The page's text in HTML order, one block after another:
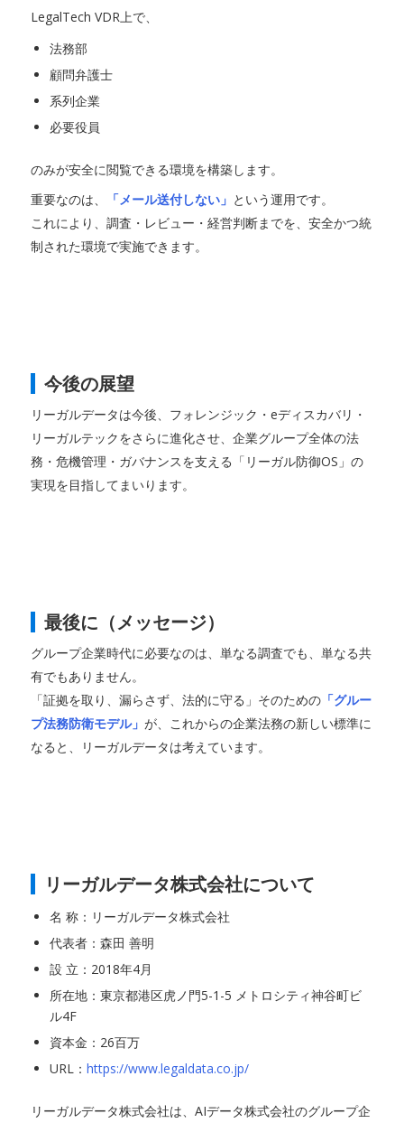
LegalTech VDR上で、
法務部
顧問弁護士
系列企業
必要役員
のみが安全に閲覧できる環境を構築します。
重要なのは、
「メール送付しない」 という運用です。
これにより、調査・レビュー・経営判断までを、安全かつ統
制された環境で実施できます。
今後の展望
リーガルデータは今後、フォレンジック・eディスカバリ・
リーガルテックをさらに進化させ、企業グループ全体の法
務・危機管理・ガバナンスを支える「リーガル防御OS」の
実現を目指してまいります。
最後に（メッセージ）
グループ企業時代に必要なのは、単なる調査でも、単なる共
有でもありません。
「証拠を取り、漏らさず、法的に守る」そのための「グルー
プ法務防衛モデル」 が、これからの企業法務の新しい標準に
なると、リーガルデータは考えています。
リーガルデータ株式会社について
名 称：リーガルデータ株式会社
代表者：森田 善明
設 立：2018年4月
所在地：東京都港区虎ノ門5-1-5 メトロシティ神谷町ビ
ル4F
資本金：26百万
URL： https://www.legaldata.co.jp/
リーガルデータ株式会社は、AIデータ株式会社のグループ企